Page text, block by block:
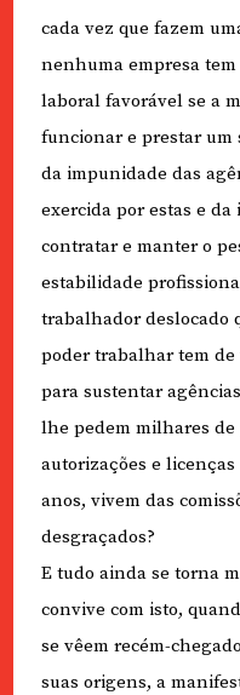
cada vez que fazem
nenhuma empresa
laboral favorável se a
funcionar e prestar um
da impunidade das
exercida por estas e
contratar e manter o
estabilidade
trabalhador deslocado
poder trabalhar tem de
para sustentar
lhe pedem milhares de
autorizações e
anos, vivem das
desgraçados?
E tudo ainda se torna
convive com isto,
se vêem recém-
suas origens, a